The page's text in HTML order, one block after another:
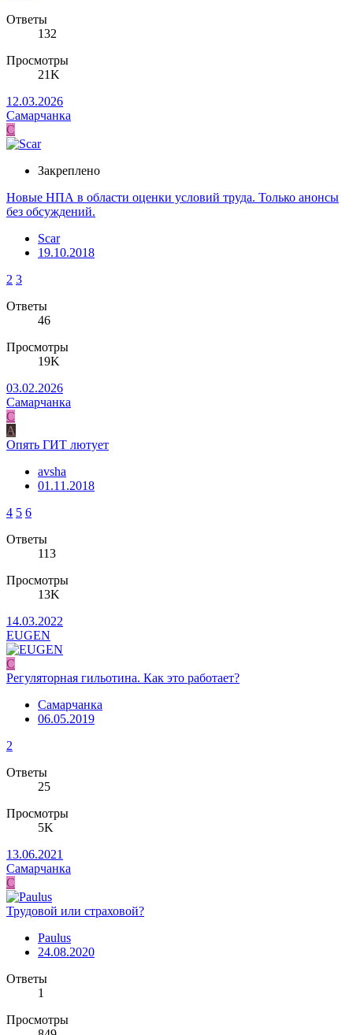
Ответы
132
Просмотры
21K
12.03.2026
Самарчанка
С
Закреплено
Новые НПА в области оценки условий труда. Только анонсы
без обсуждений.
Scar
19.10.2018
2 3
Ответы
46
Просмотры
19K
03.02.2026
Самарчанка
С
A
Опять ГИТ лютует
avsha
01.11.2018
4 5 6
Ответы
113
Просмотры
13K
14.03.2022
EUGEN
С
Регуляторная гильотина. Как это работает?
Самарчанка
06.05.2019
2
Ответы
25
Просмотры
5K
13.06.2021
Самарчанка
С
Трудовой или страховой?
Paulus
24.08.2020
Ответы
1
Просмотры